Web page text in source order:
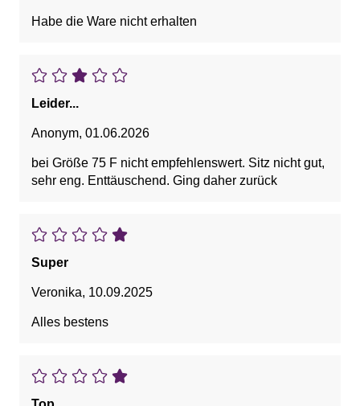
Habe die Ware nicht erhalten
Leider...
Anonym, 01.06.2026
bei Größe 75 F nicht empfehlenswert. Sitz nicht gut,
sehr eng. Enttäuschend. Ging daher zurück
Super
Veronika, 10.09.2025
Alles bestens